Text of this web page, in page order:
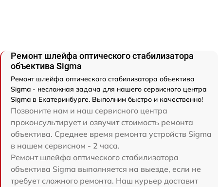
Ремонт шлейфа оптического стабилизатора
объектива Sigma
Ремонт шлейфа оптического стабилизатора объектива
Sigma - несложная задача для нашего сервисного центра
Sigma в Екатеринбурге. Выполним быстро и качественно!
Позвоните нам и наш сервисного центра
проконсультирует и озвучит стоимость ремонта
объектива. Среднее время ремонта устройств Sigma
в нашем сервисном - 2 часа.
Ремонт шлейфа оптического стабилизатора
объектива Sigma выполняется на выезде, если не
требует сложного ремонта. Наш курьер доставит